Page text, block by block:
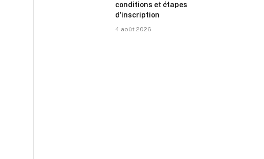
conditions et étapes
d’inscription
4 août 2026